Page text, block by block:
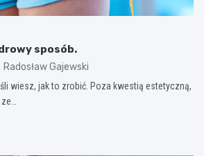
sposób.
Radosław Gajewski
wiesz, jak to zrobić. Poza kwestią estetyczną,